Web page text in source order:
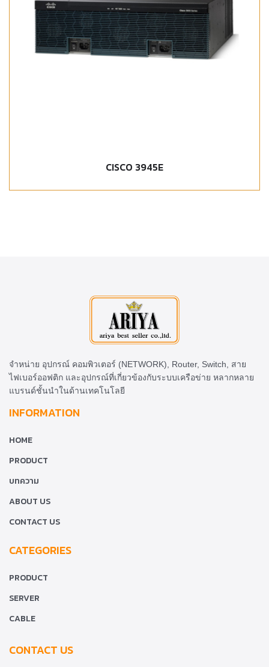
CISCO 3945E
จำหน่าย อุปกรณ์ คอมพิวเตอร์ (NETWORK), Router, Switch, สาย
ไฟเบอร์ออฟติก และอุปกรณ์ที่เกี่ยวข้องกับระบบเครือข่าย หลากหลาย
แบรนด์ชั้นนำในด้านเทคโนโลยี
INFORMATION
HOME
PRODUCT
บทความ
ABOUT US
CONTACT US
CATEGORIES
PRODUCT
SERVER
CABLE
CONTACT US